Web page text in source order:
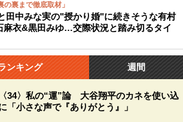
の裏まで徹底取材」
田中みな実の"授かり婚"に続きそうな有村
麻衣&黒田みゆ…交際状況と踏み切るタイ
ンキング 週間
34〉私の“運”論 大谷翔平のカネを使い込
「小さな声で『ありがとう』」